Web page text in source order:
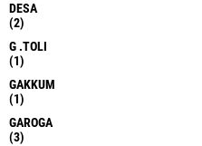
DESA
(2)
G .TOLI
(1)
GAKKUM
(1)
GAROGA
(3)